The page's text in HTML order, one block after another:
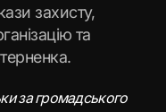
захисту,
та
за громадського